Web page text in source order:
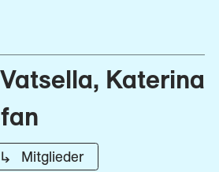
Vatsella, Katerina
↳ Mitglieder